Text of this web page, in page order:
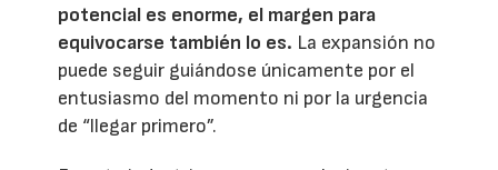
potencial es enorme, el margen para
equivocarse también lo es. La expansión no
puede seguir guiándose únicamente por el
entusiasmo del momento ni por la urgencia
de “llegar primero”.